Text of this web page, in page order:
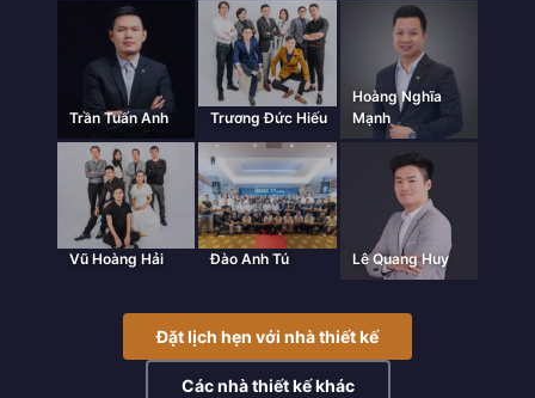
Trần Tuấn Anh Trương Đức Hiếu
Hoàng Nghĩa
Mạnh
Vũ Hoàng Hải Đào Anh Tú Lê Quang Huy
Đặt lịch hẹn với nhà thiết kế
Các nhà thiết kế khác